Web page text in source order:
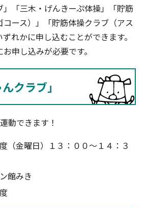
」「三木・げんきーぷ体操」「貯筋
ース）」「貯筋体操クラブ（アス
れかに申し込むことができます。
申し込みが必要です。
クラブ」
動できます！
（金曜日）１３：００～１４：３
館みき